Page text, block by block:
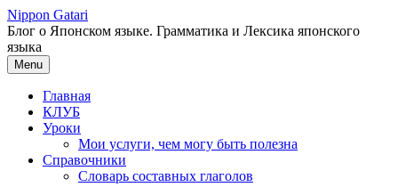
Перейти
к
содержимому
Nippon Gatari
Блог о Японском языке. Грамматика и Лексика японского
языка
Menu
Главная
КЛУБ
Уроки
Мои услуги, чем могу быть полезна
Справочники
Словарь составных глаголов